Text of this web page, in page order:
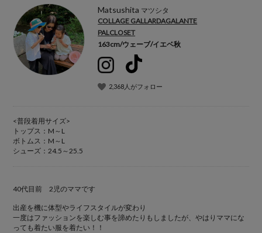
Matsushita マツシタ
COLLAGE GALLARDAGALANTE
PALCLOSET
163cm/ウェーブ/イエベ秋
2,368人がフォロー
<普段着用サイズ>
トップス：M～L
ボトムス：M～L
シューズ：24.5～25.5
40代目前 2児のママです
出産を機に体型やライフスタイルが変わり
一度はファッションを楽しむ事を諦めたりもしましたが、やはりママにな
っても着たい服を着たい！！